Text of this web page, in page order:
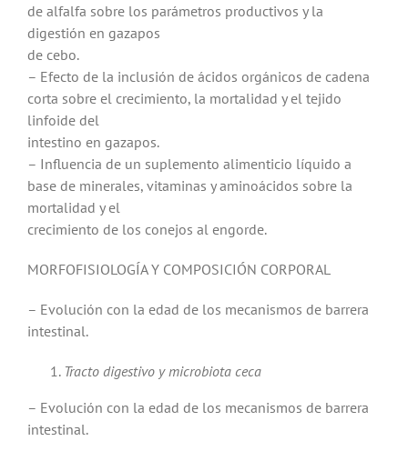
de alfalfa sobre los parámetros productivos y la
digestión en gazapos
de cebo.
– Efecto de la inclusión de ácidos orgánicos de cadena
corta sobre el crecimiento, la mortalidad y el tejido
linfoide del
intestino en gazapos.
– Influencia de un suplemento alimenticio líquido a
base de minerales, vitaminas y aminoácidos sobre la
mortalidad y el
crecimiento de los conejos al engorde.
MORFOFISIOLOGÍA Y COMPOSICIÓN CORPORAL
– Evolución con la edad de los mecanismos de barrera
intestinal.
Tracto digestivo y microbiota ceca
– Evolución con la edad de los mecanismos de barrera
intestinal.